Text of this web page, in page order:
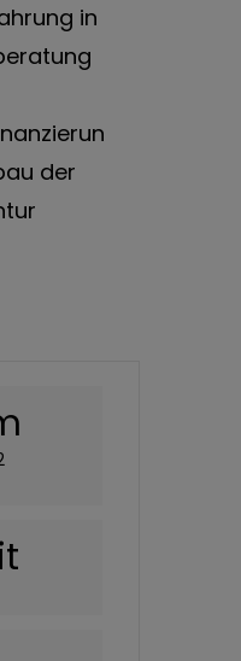
in
der